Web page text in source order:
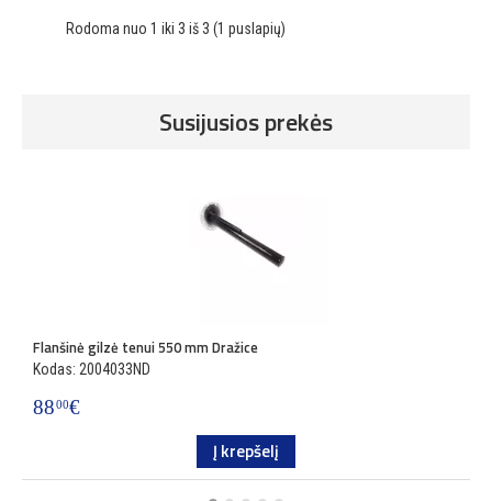
Rodoma nuo 1 iki 3 iš 3 (1 puslapių)
Susijusios prekės
Flanšinė gilzė tenui 550 mm Dražice
Kodas: 2004033ND
8800€
Į krepšelį